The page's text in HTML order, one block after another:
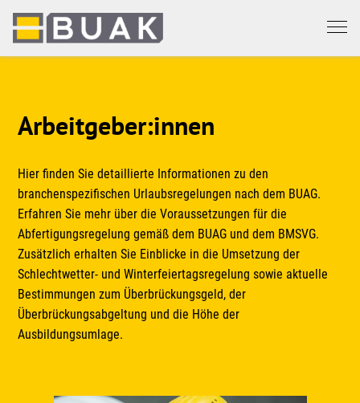
Springe
zum
Arbeitgeber:innen
Hier finden Sie detaillierte Informationen zu den
branchenspezifischen Urlaubsregelungen nach dem BUAG.
Erfahren Sie mehr über die Voraussetzungen für die
Abfertigungsregelung gemäß dem BUAG und dem BMSVG.
Zusätzlich erhalten Sie Einblicke in die Umsetzung der
Schlechtwetter- und Winterfeiertagsregelung sowie aktuelle
Bestimmungen zum Überbrückungsgeld, der
Überbrückungsabgeltung und die Höhe der
Ausbildungsumlage.